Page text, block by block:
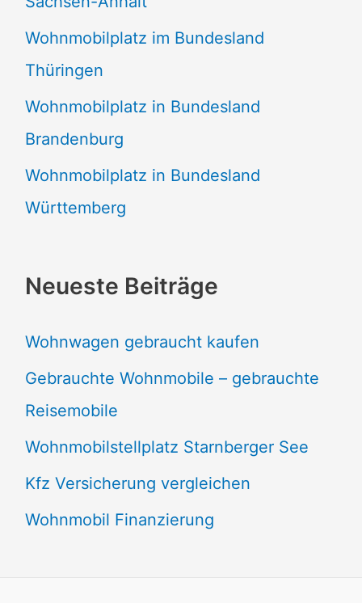
Wohnmobilplatz im Bundesland
Thüringen
Wohnmobilplatz in Bundesland
Brandenburg
Wohnmobilplatz in Bundesland
Württemberg
Neueste Beiträge
Wohnwagen gebraucht kaufen
Gebrauchte Wohnmobile – gebrauchte
Reisemobile
Wohnmobilstellplatz Starnberger See
Kfz Versicherung vergleichen
Wohnmobil Finanzierung